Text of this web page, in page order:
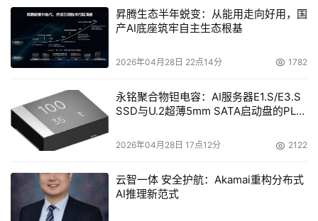
昇腾生态半年蜕变：从能用走向好用，国
产AI底座筑牢自主生态根基
2026年04月28日 22点14分 1782
永铭聚合物钽电容：AI服务器E1.S/E3.S
SSD与U.2超薄5mm SATA启动盘的PLP
2026年04月28日 17点12分 2122
云智一体 安全护航：Akamai重构分布式
AI推理新范式